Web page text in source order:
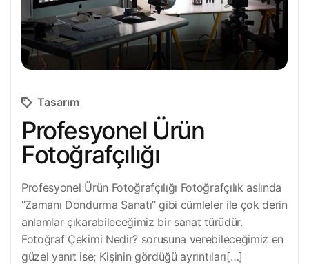
Tasarım
Profesyonel Ürün
Fotoğrafçılığı
Profesyonel Ürün Fotoğrafçılığı Fotoğrafçılık aslında
‘’Zamanı Dondurma Sanatı’’ gibi cümleler ile çok derin
anlamlar çıkarabileceğimiz bir sanat türüdür.
Fotoğraf Çekimi Nedir? sorusuna verebileceğimiz en
güzel yanıt ise; Kişinin gördüğü ayrıntıları[…]